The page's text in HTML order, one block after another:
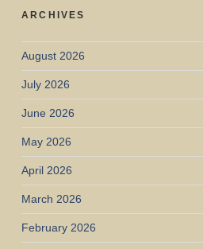
ARCHIVES
August 2026
July 2026
June 2026
May 2026
April 2026
March 2026
February 2026